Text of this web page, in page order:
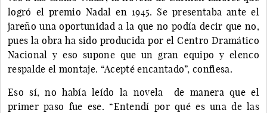
logró el premio Nadal en 1945. Se presentaba ante el
jareño una oportunidad a la que no podía decir que no,
pues la obra ha sido producida por el Centro Dramático
Nacional y eso supone que un gran equipo y elenco
respalde el montaje. “Acepté encantado”, confiesa.
Eso sí, no había leído la novela de manera que el
primer paso fue ese. “Entendí por qué es una de las